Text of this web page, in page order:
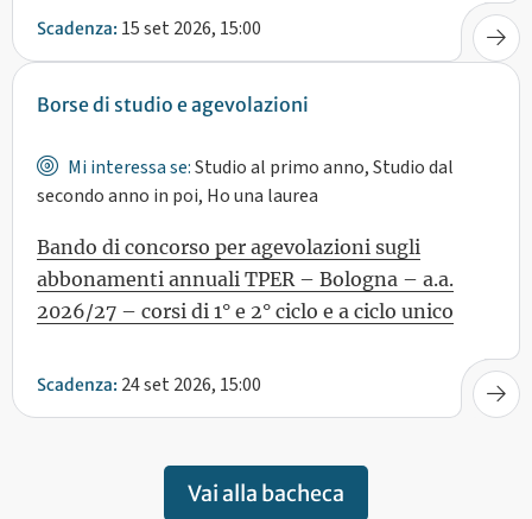
Scadenza: 15 set 2026, 15:00
Borse di studio e agevolazioni
Mi interessa se:Studio al primo anno, Studio dal
secondo anno in poi, Ho una laurea
Bando di concorso per agevolazioni sugli
abbonamenti annuali TPER – Bologna – a.a.
2026/27 – corsi di 1° e 2° ciclo e a ciclo unico
Scadenza: 24 set 2026, 15:00
Vai alla bacheca